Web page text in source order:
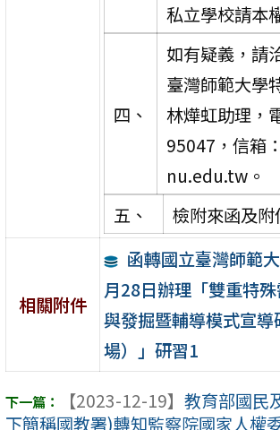
私立學校請本
四、
如有疑義，請
臺灣師範大學
林燁虹助理，
95047，信箱
nu.edu.tw。
五、
檢附來函及附
相關附件
函轉國立臺灣師範
月28日辦理「雙重特
與發掘暨輔導模式宣
場）」研習1
【2023-12-19】 教育部國民
下簡稱國教署)轉知監察院國家人權